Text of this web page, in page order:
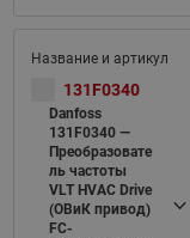
131F0340
Danfoss
131F0340 —
Преобразовате
ль частоты
VLT HVAC Drive
(ОВиК привод)
FC-